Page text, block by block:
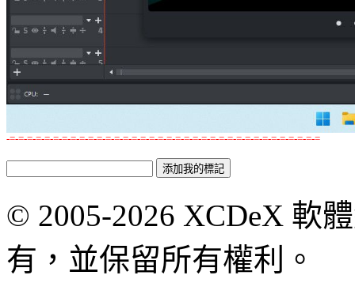
-=-=-=-=-=-=-=-=-=-=-=-=-=-=-=-=-=-=-=-=-=-=-=-=-=-=-=-=-=-=-=-=-=-=-=-=
© 2005-2026 XCDeX 軟
有，並保留所有權利。